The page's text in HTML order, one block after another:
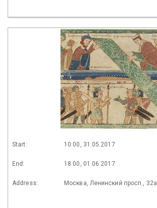
Start: 10:00, 31.05.2017
End: 18:00, 01.06.2017
Address: Москва, Ленинский просп., 32а